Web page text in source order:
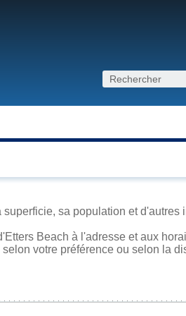
sa population et d'autres
Beach à l'adresse et aux
votre préférence ou selon la